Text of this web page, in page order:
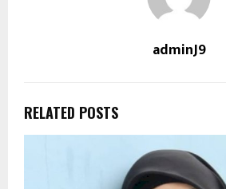
adminJ9
RELATED POSTS